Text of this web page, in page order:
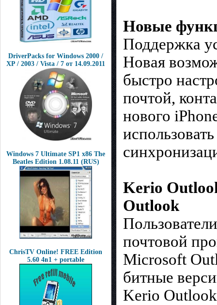
DriverPacks for Windows 2000 /
XP / 2003 / Vista / 7 от 14.09.2011
Windows 7 Ultimate SP1 x86 The
Beatles Edition 1.08.11 (RUS)
ChrisTV Online! FREE Edition
5.60 4в1 + portable
Новые
Поддержка
Новая
быстро
почтой,
нового
Kerio
Outlook
почтовой
Microsoft
битные
Kerio